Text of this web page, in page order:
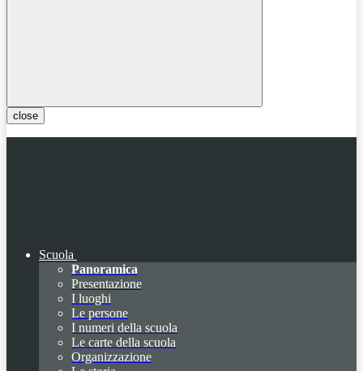
close
Scuola
Panoramica
Presentazione
I luoghi
Le persone
I numeri della scuola
Le carte della scuola
Organizzazione